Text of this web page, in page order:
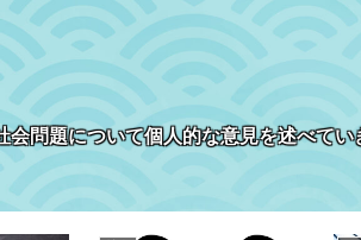
問題について個人的な意見を述べてい